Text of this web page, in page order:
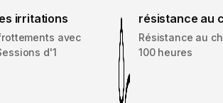
irritations
avec
d'1
résistance au
Résistance au
100 heures